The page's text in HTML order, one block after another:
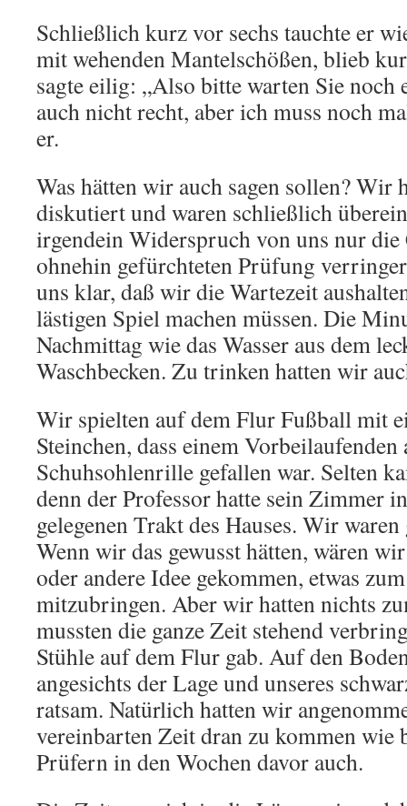
Schließlich kurz vor sechs tauchte er
mit wehenden Mantelschößen, blieb
sagte eilig: „Also bitte warten Sie noch
auch nicht recht, aber ich muss noch
er.
Was hätten wir auch sagen sollen? Wir
diskutiert und waren schließlich
irgendein Widerspruch von uns nur die
ohnehin gefürchteten Prüfung
uns klar, daß wir die Wartezeit
lästigen Spiel machen müssen. Die
Nachmittag wie das Wasser aus dem
Waschbecken. Zu trinken hatten wir
Wir spielten auf dem Flur Fußball mit
Steinchen, dass einem Vorbeilaufenden
Schuhsohlenrille gefallen war. Selten
denn der Professor hatte sein Zimmer
gelegenen Trakt des Hauses. Wir
Wenn wir das gewusst hätten, wären
oder andere Idee gekommen, etwas
mitzubringen. Aber wir hatten nichts
mussten die ganze Zeit stehend
Stühle auf dem Flur gab. Auf den
angesichts der Lage und unseres
ratsam. Natürlich hatten wir
vereinbarten Zeit dran zu kommen wie
Prüfern in den Wochen davor auch.